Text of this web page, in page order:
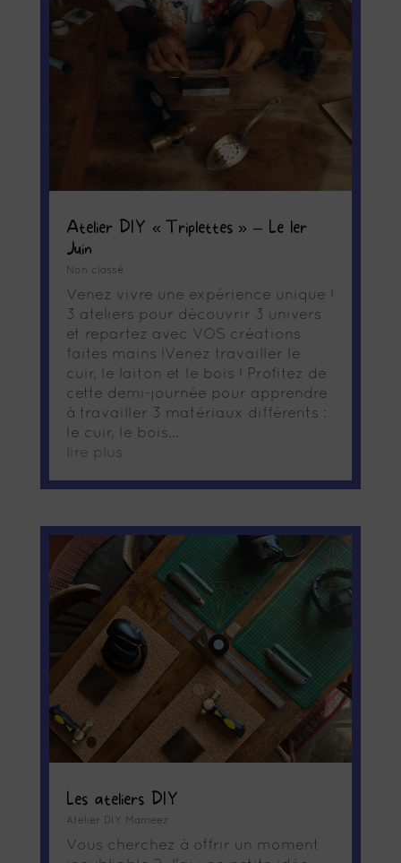
Atelier DIY « Triplettes » – Le 1er
Juin
Non classé
Venez vivre une expérience unique !
3 ateliers pour découvrir 3 univers
et repartez avec VOS créations
faites mains !Venez travailler le
cuir, le laiton et le bois ! Profitez de
cette demi-journée pour apprendre
à travailler 3 matériaux différents :
le cuir, le bois...
lire plus
Les ateliers DIY
Atelier DIY, Mameez
Vous cherchez à offrir un moment